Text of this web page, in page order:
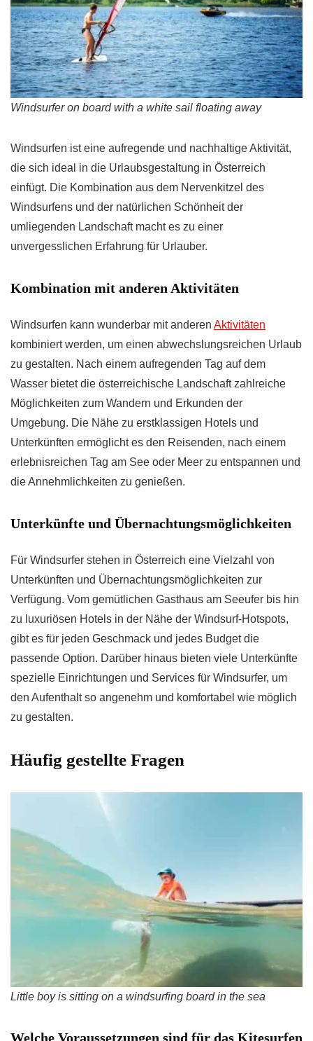
Windsurfer on board with a white sail floating away
Windsurfen ist eine aufregende und nachhaltige Aktivität,
die sich ideal in die Urlaubsgestaltung in Österreich
einfügt. Die Kombination aus dem Nervenkitzel des
Windsurfens und der natürlichen Schönheit der
umliegenden Landschaft macht es zu einer
unvergesslichen Erfahrung für Urlauber.
Kombination mit anderen Aktivitäten
Windsurfen kann wunderbar mit anderen Aktivitäten
kombiniert werden, um einen abwechslungsreichen Urlaub
zu gestalten. Nach einem aufregenden Tag auf dem
Wasser bietet die österreichische Landschaft zahlreiche
Möglichkeiten zum Wandern und Erkunden der
Umgebung. Die Nähe zu erstklassigen Hotels und
Unterkünften ermöglicht es den Reisenden, nach einem
erlebnisreichen Tag am See oder Meer zu entspannen und
die Annehmlichkeiten zu genießen.
Unterkünfte und Übernachtungsmöglichkeiten
Für Windsurfer stehen in Österreich eine Vielzahl von
Unterkünften und Übernachtungsmöglichkeiten zur
Verfügung. Vom gemütlichen Gasthaus am Seeufer bis hin
zu luxuriösen Hotels in der Nähe der Windsurf-Hotspots,
gibt es für jeden Geschmack und jedes Budget die
passende Option. Darüber hinaus bieten viele Unterkünfte
spezielle Einrichtungen und Services für Windsurfer, um
den Aufenthalt so angenehm und komfortabel wie möglich
zu gestalten.
Häufig gestellte Fragen
Little boy is sitting on a windsurfing board in the sea
Welche Voraussetzungen sind für das Kitesurfen